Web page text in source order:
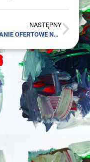
NASTĘPNY
ZAPY­TA­NIE OFER­TO­WE NR 01/04/2019